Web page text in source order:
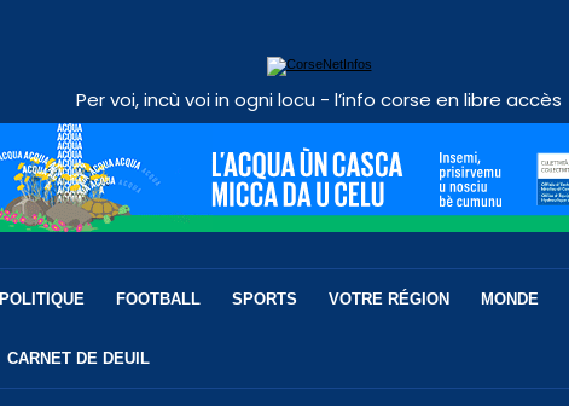
Per voi, incù voi in ogni locu - l’info corse en libre accès
POLITIQUE FOOTBALL SPORTS VOTRE RÉGION MONDE
CARNET DE DEUIL